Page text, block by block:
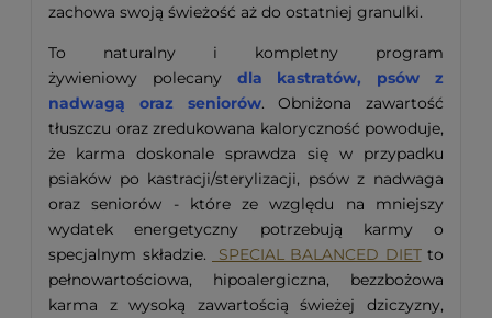
zachowa swoją świeżość aż do ostatniej granulki.
To naturalny i kompletny program
żywieniowy polecanydla kastratów, psów z
nadwagą oraz seniorów. Obniżona zawartość
tłuszczu oraz zredukowana kaloryczność powoduje,
że karma doskonale sprawdza się w przypadku
psiaków po kastracji/sterylizacji, psów z nadwaga
oraz seniorów - które ze względu na mniejszy
wydatek energetyczny potrzebują karmy o
specjalnym składzie.
SPECIAL BALANCED DIETto
pełnowartościowa, hipoalergiczna, bezzbożowa
karma z wysoką zawartością świeżej dziczyzny,